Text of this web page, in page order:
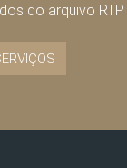
do arquivo RTP